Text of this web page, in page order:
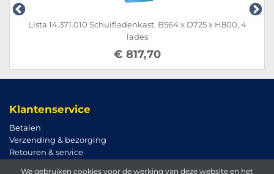
Lista 14.371.010 Schuifladenkast, B564 x D725 x H800, 4
lades
€ 817,70
Klantenservice
Betalen
Verzending & bezorging
Retouren & service
We gebruiken cookies voor de werking van deze website en het